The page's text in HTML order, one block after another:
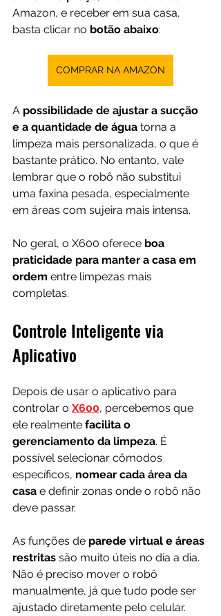
Amazon, e receber em sua casa,
basta clicar no botão abaixo:
COMPRAR NA AMAZON
A possibilidade de ajustar a sucção
e a quantidade de água torna a
limpeza mais personalizada, o que é
bastante prático. No entanto, vale
lembrar que o robô não substitui
uma faxina pesada, especialmente
em áreas com sujeira mais intensa.
No geral, o X600 oferece boa
praticidade para manter a casa em
ordem entre limpezas mais
completas.
Controle Inteligente via
Aplicativo
Depois de usar o aplicativo para
controlar o X600, percebemos que
ele realmente facilita o
gerenciamento da limpeza. É
possível selecionar cômodos
específicos, nomear cada área da
casa e definir zonas onde o robô não
deve passar.
As funções de parede virtual e áreas
restritas são muito úteis no dia a dia.
Não é preciso mover o robô
manualmente, já que tudo pode ser
ajustado diretamente pelo celular.